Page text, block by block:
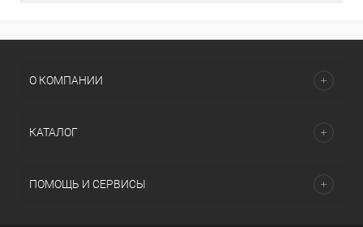
О КОМПАНИИ
КАТАЛОГ
ПОМОЩЬ И СЕРВИСЫ